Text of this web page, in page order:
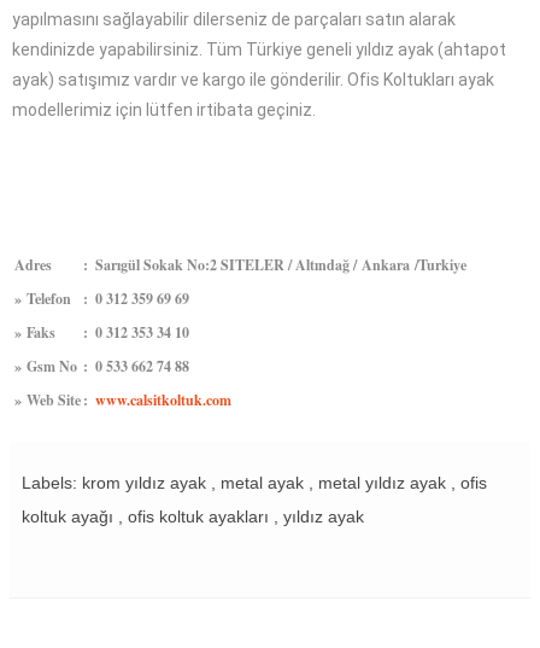
yapılmasını sağlayabilir dilerseniz de parçaları satın alarak
kendinizde yapabilirsiniz. Tüm Türkiye geneli yıldız ayak (ahtapot
ayak) satışımız vardır ve kargo ile gönderilir. Ofis Koltukları ayak
modellerimiz için lütfen irtibata geçiniz.
Adres : Sarıgül Sokak No:2 SITELER / Altındağ / Ankara /Turkiye
» Telefon : 0 312 359 69 69
» Faks : 0 312 353 34 10
» Gsm No : 0 533 662 74 88
» Web Site: www.calsitkoltuk.com
Labels: krom yıldız ayak , metal ayak , metal yıldız ayak , ofis
koltuk ayağı , ofis koltuk ayakları , yıldız ayak